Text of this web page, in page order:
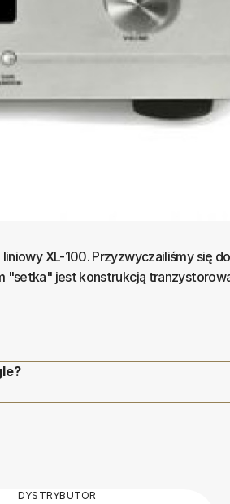
XL-100. Przyzwyczailiśmy się do
"setka" jest konstrukcją
DYSTRYBUTOR